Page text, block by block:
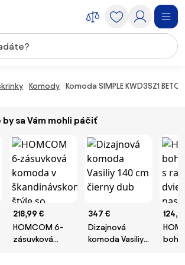
Komody Komoda SIMPLE KWD3SZ1
sa Vám mohli páčiť
218,99 €
HOMCOM 6-
zásuvková
347 €
Dizajnová
komoda Vasiliy